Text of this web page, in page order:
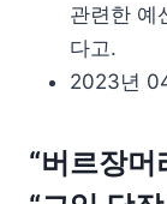
관련한 예
다고.
2023년
“버르장머